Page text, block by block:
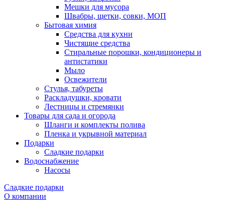
Мешки для мусора
Швабры, щетки, совки, МОП
Бытовая химия
Средства для кухни
Чистящие средства
Стиральные порошки, кондиционеры и
антистатики
Мыло
Освежители
Стулья, табуреты
Раскладушки, кровати
Лестницы и стремянки
Товары для сада и огорода
Шланги и комплекты полива
Пленка и укрывной материал
Подарки
Cладкие подарки
Водоснабжение
Насосы
Сладкие подарки
О компании